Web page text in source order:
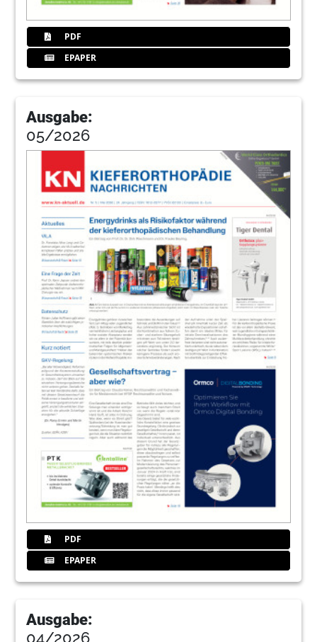
PDF
EPAPER
Ausgabe:
05/2026
PDF
EPAPER
Ausgabe:
04/2026